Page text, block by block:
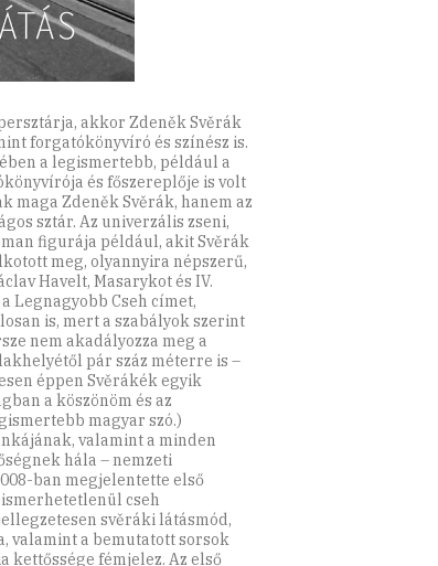
akkor Zdeněk Svěrák
forgatókönyvíró és színész is.
a legismertebb, például a
és főszereplője is volt
maga Zdeněk Svěrák, hanem az
sztár. Az univerzális zseni,
figurája például, akit Svěrák
meg, olyannyira népszerű,
Havelt, Masarykot és IV.
Legnagyobb Cseh címet,
is, mert a szabályok szerint
nem akadályozza meg a
pár száz méterre is –
éppen Svěrákék egyik
a köszönöm és az
magyar szó.)
valamint a minden
hála – nemzeti
ban megjelentette első
cseh
svěráki látásmód,
valamint a bemutatott sorsok
fémjelez. Az első